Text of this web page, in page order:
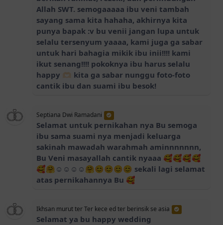
Allah SWT. semogaaaaa ibu veni tambah
sayang sama kita hahaha, akhirnya kita
punya bapak :v bu venii jangan lupa untuk
selalu tersenyum yaaaa, kami juga ga sabar
untuk hari bahagia mikik ibu inii!!!! kami
ikut senang!!!! pokoknya ibu harus selalu
happy 🫶🏻 kita ga sabar nunggu foto-foto
cantik ibu dan suami ibu besok!
Septiana Dwi Ramadani
Selamat untuk pernikahan nya Bu semoga
ibu sama suami nya menjadi keluarga
sakinah mawadah warahmah aminnnnnnn,
Bu Veni masayallah cantik nyaaa 🥰🥰🥰🥰
🥰🤗☺️☺️☺️☺️🤗😊😊😊😊 sekali lagi selamat
atas pernikahannya Bu 🥰
Ikhsan murut ter Ter kece ed ter berinsik se asia
Selamat ya bu happy wedding